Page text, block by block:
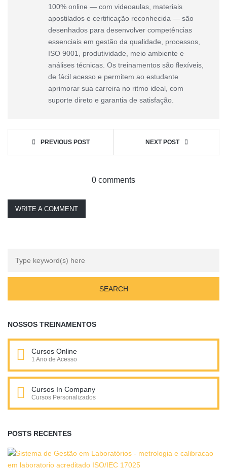
100% online — com videoaulas, materiais
apostilados e certificação reconhecida — são
desenhados para desenvolver competências
essenciais em gestão da qualidade, processos,
ISO 9001, produtividade, meio ambiente e
análises técnicas. Os treinamentos são flexíveis,
de fácil acesso e permitem ao estudante
aprimorar sua carreira no ritmo ideal, com
suporte direto e garantia de satisfação.
PREVIOUS POST NEXT POST
0 comments
WRITE A COMMENT
NOSSOS TREINAMENTOS
Cursos Online
1 Ano de Acesso
Cursos In Company
Cursos Personalizados
POSTS RECENTES